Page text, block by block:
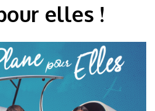
elles !